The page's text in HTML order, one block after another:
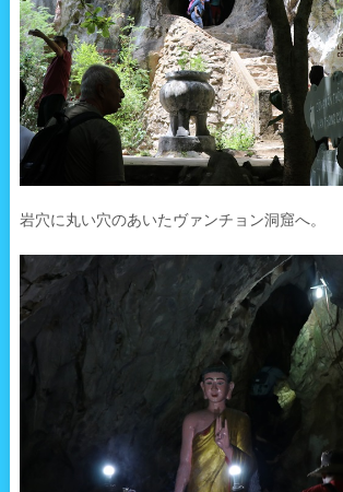
岩穴に丸い穴のあいたヴァンチョン洞窟へ。